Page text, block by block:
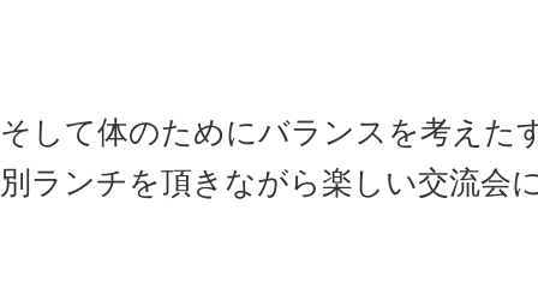
そして体のためにバランスを考えた
別ランチを頂きながら楽しい交流会